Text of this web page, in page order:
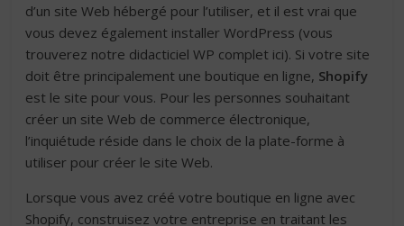
d’un site Web hébergé pour l’utiliser, et il est vrai que
vous devez également installer WordPress (vous
trouverez notre didacticiel WP complet ici). Si votre site
doit être principalement une boutique en ligne, Shopify
est le site pour vous. Pour les personnes souhaitant
créer un site Web de commerce électronique,
l’inquiétude réside dans le choix de la plate-forme à
utiliser pour créer le site Web.
Lorsque vous avez créé votre boutique en ligne avec
Shopify, construisez votre entreprise en traitant les